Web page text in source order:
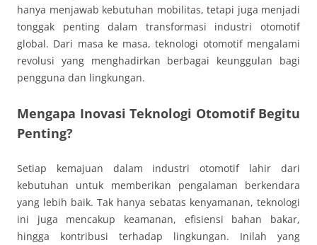
hanya menjawab kebutuhan mobilitas, tetapi juga menjadi
tonggak penting dalam transformasi industri otomotif
global. Dari masa ke masa, teknologi otomotif mengalami
revolusi yang menghadirkan berbagai keunggulan bagi
pengguna dan lingkungan.
Mengapa Inovasi Teknologi Otomotif Begitu
Penting?
Setiap kemajuan dalam industri otomotif lahir dari
kebutuhan untuk memberikan pengalaman berkendara
yang lebih baik. Tak hanya sebatas kenyamanan, teknologi
ini juga mencakup keamanan, efisiensi bahan bakar,
hingga kontribusi terhadap lingkungan. Inilah yang